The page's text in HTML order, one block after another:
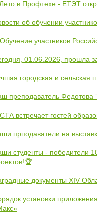
в Профтехе - ЕТЭТ
об обучении
участников
01.06.2026, прошла
городская и
преподаватель Федотова
встречает гостей
прподаватели на
студенты - победители
документы XIV
установки